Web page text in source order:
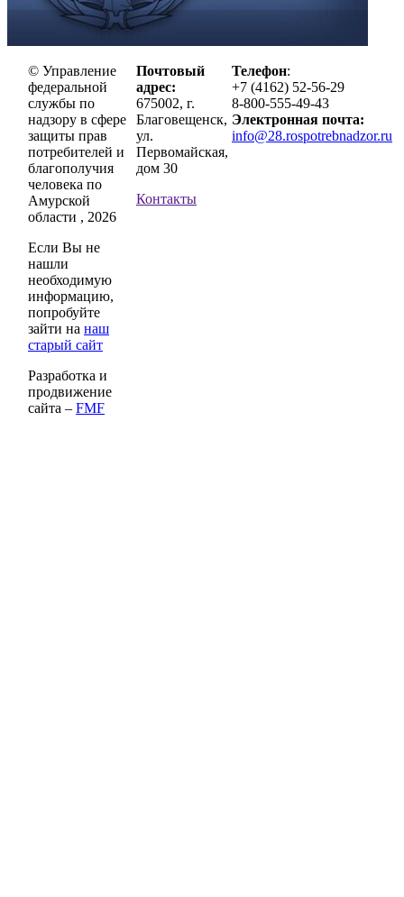
© Управление
федеральной
службы по
надзору в сфере
защиты прав
потребителей и
благополучия
человека по
Амурской
области , 2026
Если Вы не
нашли
необходимую
информацию,
попробуйте
зайти на наш
старый сайт
Разработка и
продвижение
сайта – FMF
Почтовый
адрес:
675002, г.
Благовещенск,
ул.
Первомайская,
дом 30
Контакты
Телефон:
+7 (4162) 52-56-29
8-800-555-49-43
Электронная почта:
info@28.rospotrebnadzor.ru